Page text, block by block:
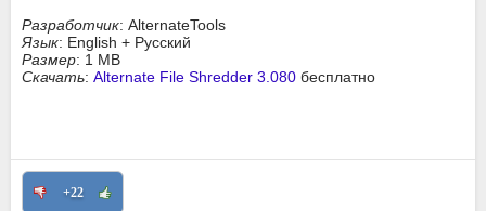
Разработчик: AlternateTools
Язык: English + Русский
Размер: 1 MB
Скачать: Alternate File Shredder 3.080 бесплатно
+22